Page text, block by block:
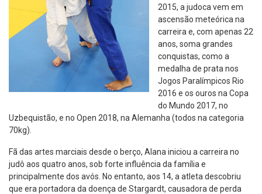
2015, a judoca vem em
ascensão meteórica na
carreira e, com apenas 22
anos, soma grandes
conquistas, como a
medalha de prata nos
Jogos Paralímpicos Rio
2016 e os ouros na Copa
do Mundo 2017, no
Uzbequistão, e no Open 2018, na Alemanha (todos na categoria
70kg).
Fã das artes marciais desde o berço, Alana iniciou a carreira no
judô aos quatro anos, sob forte influência da família e
principalmente dos avós. No entanto, aos 14, a atleta descobriu
que era portadora da doença de Stargardt, causadora de perda